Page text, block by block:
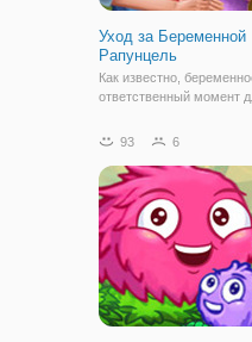
Уход за Беременной
Рапунцель
Как известно,
ответственный момент
Рапунцель и Флинна
которое перевернет всю
историю. В онлайн игре
Беременной
93 6